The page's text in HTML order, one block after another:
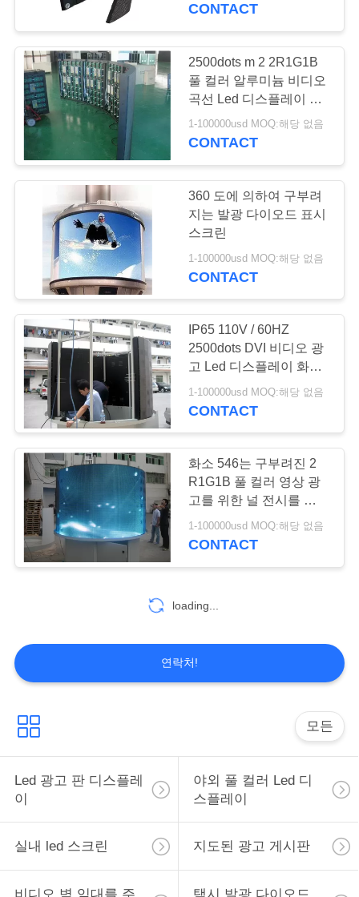
맵
PRIVACY
POLICY
택시 발광 다이오드
표시
64
지도된 지면 스크린
11
경계 led 디스플레이
29
교통은 신호를 이끌
었습니다
13
모바일 광고 판 led
19
CONTACT
2500dots m 2 2R1G1B
풀 컬러 알루미늄 비디오
곡선 Led 디스플레이 화
면 벽 /
1-100000usd MOQ:해당 없음
CONTACT
360 도에 의하여 구부려
지는 발광 다이오드 표시
스크린
1-100000usd MOQ:해당 없음
CONTACT
IP65 110V / 60HZ
2500dots DVI 비디오 광
고 Led 디스플레이 화면
에 대 한 곡선 야외
1-100000usd MOQ:해당 없음
CONTACT
화소 546는 구부려진 2
R1G1B 풀 컬러 영상 광
고를 위한 널 전시를 지도
했습니다
1-100000usd MOQ:해당 없음
CONTACT
loading...
연락처!
모든
Led 광고 판 디스플레
이
야외 풀 컬러 Led 디
스플레이
실내 led 스크린 지도된 광고 게시판